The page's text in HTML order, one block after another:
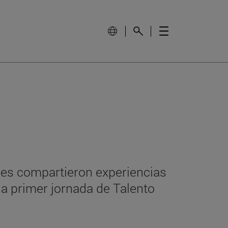
compartieron experiencias
primer jornada de Talento